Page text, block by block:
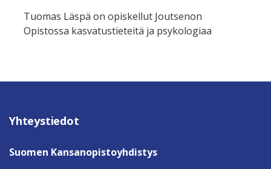
Tuomas Läspä on opiskellut Joutsenon
Opistossa kasvatustieteitä ja psykologiaa
Yhteystiedot
Suomen Kansanopistoyhdistys